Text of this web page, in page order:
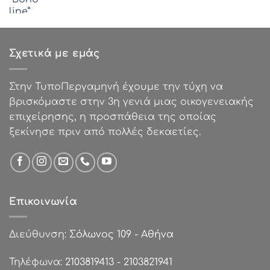
€48.74.είναι:
Σχετικά με εμάς
Στην ΤυποΠεργαμηνή έχουμε την τύχη να
βρισκόμαστε στην 3η γενιά μιας οικογενειακής
επιχείρησης, η προσπάθεια της οποίας
ξεκίνησε πριν από πολλές δεκαετίες.
Επικοινωνία
Διεύθυνση: Σόλωνος 109 - Αθήνα
Τηλέφωνα: 2103819413 - 2103821941